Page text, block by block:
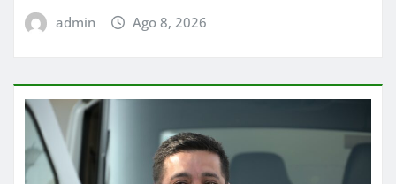
admin Ago 8, 2026